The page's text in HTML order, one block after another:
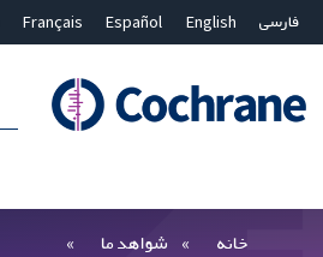
فارسی English
Español
Français
بستن جستجو ✖
خانه شواهد ما